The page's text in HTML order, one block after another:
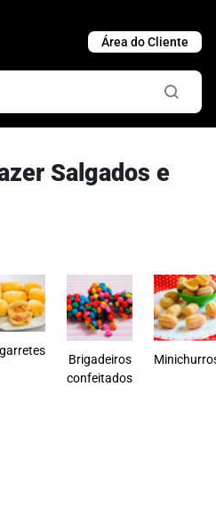
Salgados e
Brigadeiros
confeitados